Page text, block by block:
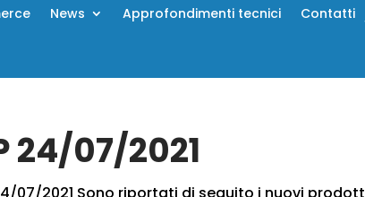
News Approfondimenti tecnici Contatti
24/07/2021
07/2021 Sono riportati di seguito i nuovi